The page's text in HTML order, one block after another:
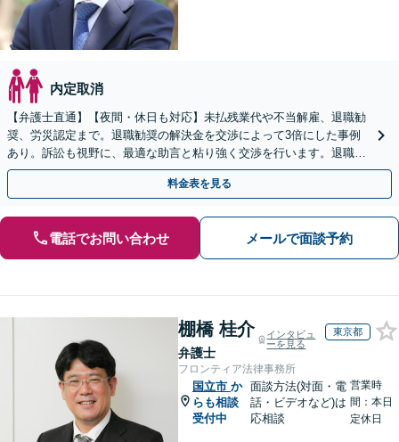
内定取消
【弁護士直通】【夜間・休日も対応】未払残業代や不当解雇、退職勧
奨、労災認定まで。退職勧奨の解決金を交渉によって3倍にした事例
あり。訴訟も視野に、最適な助言と粘り強く交渉を行います。退職前
後、育休中などの状況でも歓迎。まずはご相談下さい！
料金表を見る
電話でお問い合わせ メールで面談予約
棚橋 桂介
弁護士
インタビュ
ーを見る
東京都
フロンティア法律事務所
国立市 か
らも相談
受付中
面談方法(対面・電
話・ビデオなど)は
応相談
営業時
間：本日
定休日